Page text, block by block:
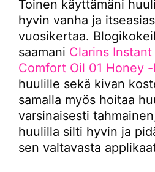
Toinen käyttämäni
hyvin vanha ja
vuosikertaa.
saamani Clarins
Comfort Oil 01 Honey
huulille sekä kivan
samalla myös hoitaa
varsinaisesti
huulilla silti hyvin ja
sen valtavasta